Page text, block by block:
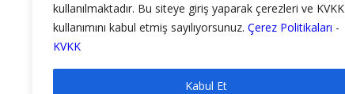
kullanılmaktadır. Bu siteye giriş yaparak çerezleri ve KVKK
kullanımını kabul etmiş sayılıyorsunuz. Çerez Politikaları -
KVKK
Kabul Et